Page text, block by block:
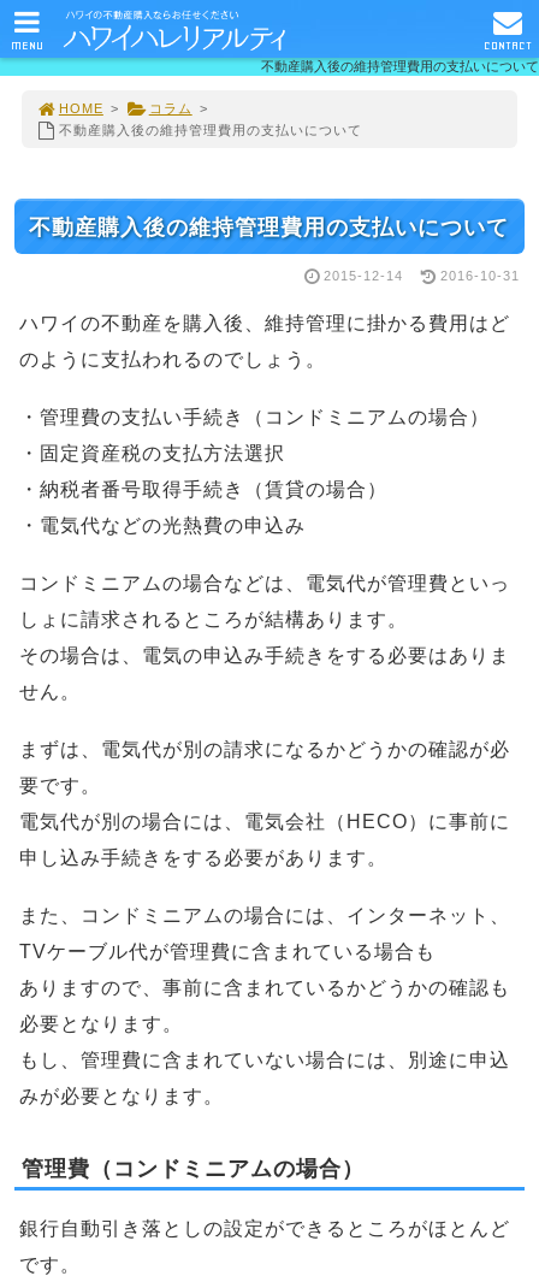
不動産購入後の維持管理費用の支払いについて
HOME > コラム
>
不動産購入後の維持管理費用の支払いについて
不動産購入後の維持管理費用の支払いについて
2015-12-14 2016-10-31
ハワイの不動産を購入後、維持管理に掛かる費用はど
のように支払われるのでしょう。
・管理費の支払い手続き（コンドミニアムの場合）
・固定資産税の支払方法選択
・納税者番号取得手続き（賃貸の場合）
・電気代などの光熱費の申込み
コンドミニアムの場合などは、電気代が管理費といっ
しょに請求されるところが結構あります。
その場合は、電気の申込み手続きをする必要はありま
せん。
まずは、電気代が別の請求になるかどうかの確認が必
要です。
電気代が別の場合には、電気会社（HECO）に事前に
申し込み手続きをする必要があります。
また、コンドミニアムの場合には、インターネット、
TVケーブル代が管理費に含まれている場合も
ありますので、事前に含まれているかどうかの確認も
必要となります。
もし、管理費に含まれていない場合には、別途に申込
みが必要となります。
管理費（コンドミニアムの場合）
銀行自動引き落としの設定ができるところがほとんど
です。
MENU CONTACT